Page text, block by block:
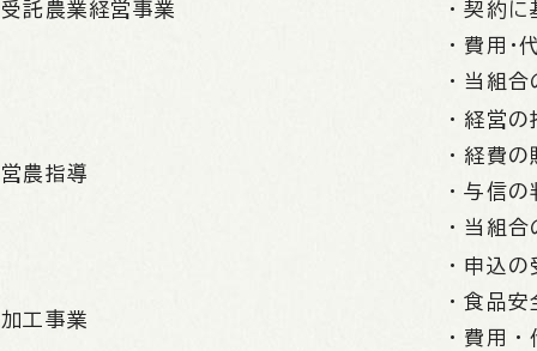
受託農業経営事業
・契約
・費用･
・当組
営農指導
・経営
・経費の
・与信の
・当組
加工事業
・申込の
・食品
・費用